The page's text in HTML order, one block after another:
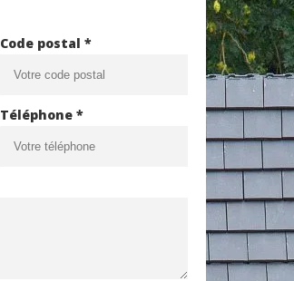
Code postal *
Téléphone *